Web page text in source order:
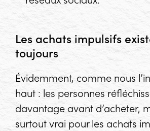
Les achats impulsifs
toujours
Évidemment, comme nous
haut : les personnes
davantage avant d’acheter,
surtout vrai pour les achats